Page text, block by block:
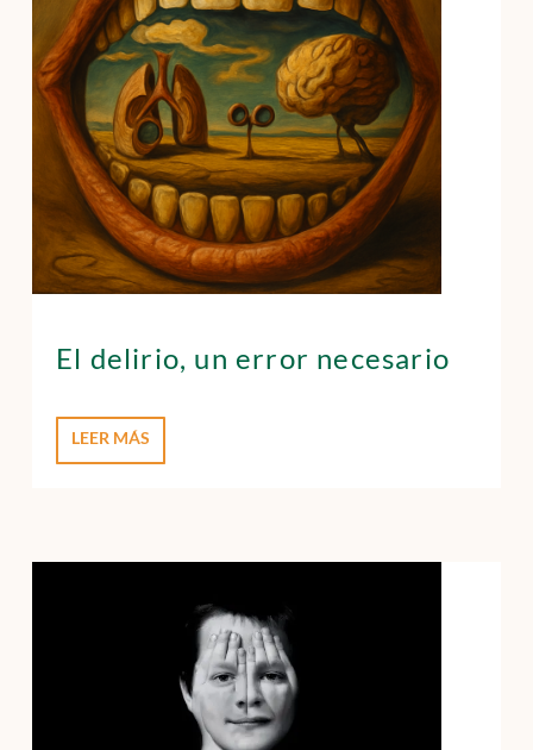
El delirio, un error necesario
LEER MÁS